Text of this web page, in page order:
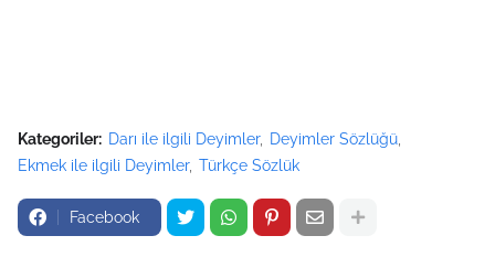
Kategoriler: Darı ile ilgili Deyimler
Deyimler Sözlüğü
Ekmek ile ilgili Deyimler Türkçe Sözlük
Facebook